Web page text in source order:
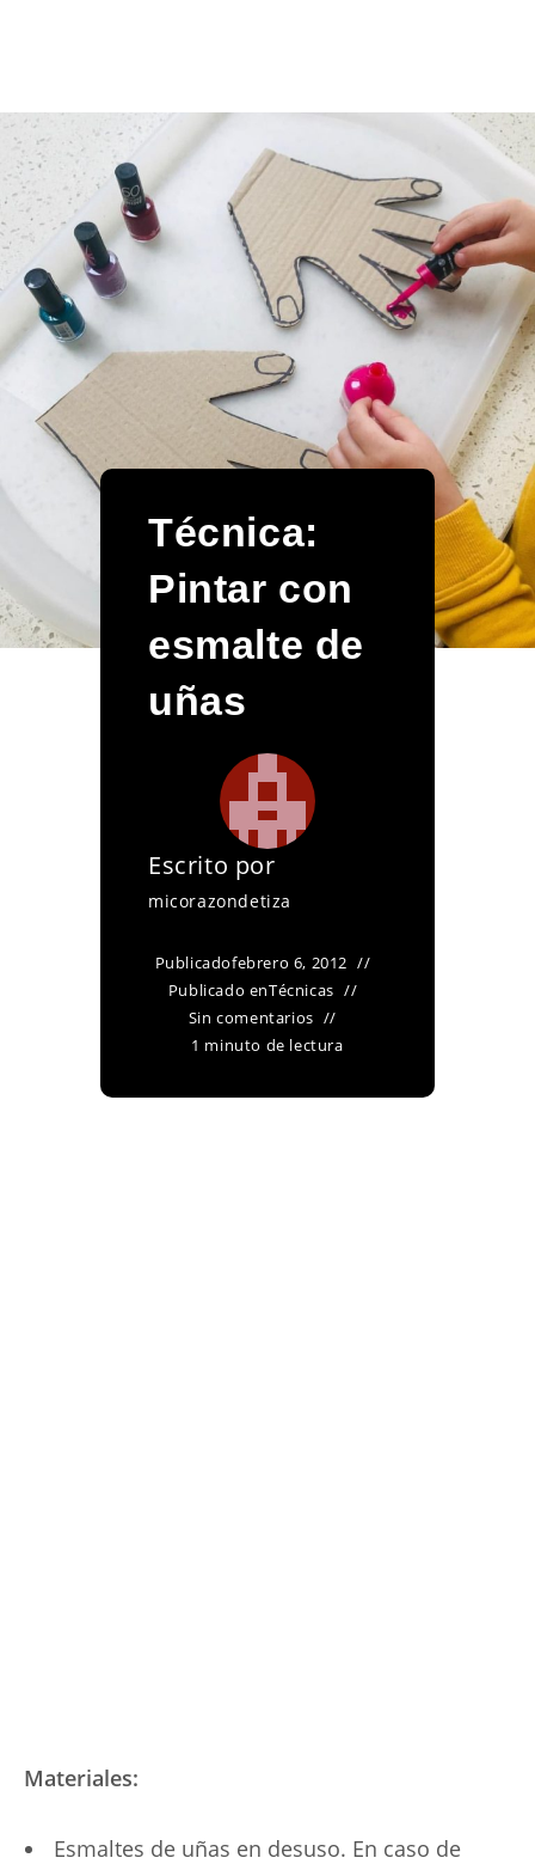
Técnica:
Pintar con
esmalte de
uñas
Escrito por
micorazondetiza
Publicadofebrero 6, 2012
Publicado enTécnicas
Sin comentarios
1 minuto de lectura
Materiales:
Esmaltes de uñas en desuso. En caso de